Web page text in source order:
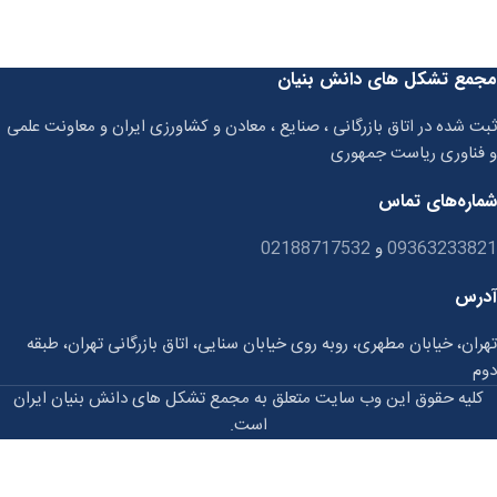
مجمع تشکل های دانش بنیان
ثبت شده در اتاق بازرگانی ، صنایع ، معادن و کشاورزی ایران و معاونت علمی
و فناوری ریاست جمهوری
شماره‌های تماس
09363233821و 02188717532
آدرس
تهران، خیابان مطهری، روبه روی خیابان سنایی، اتاق بازرگانی تهران، طبقه
دوم
کلیه حقوق این وب سایت متعلق به مجمع تشکل های دانش بنیان ایران
است.